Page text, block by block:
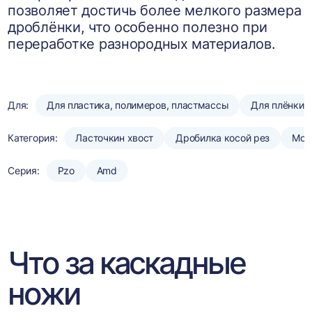
позволяет достичь более мелкого размера
дроблёнки, что особенно полезно при
переработке разнородных материалов.
Для: Для пластика, полимеров, пластмассы Для плёнки
Категория: Ласточкин хвост Дробилка косой рез
Серия: Pzo Amd
Что за каскадные
ножи